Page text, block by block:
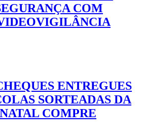
COM
ENTREGUES
SORTEADAS DA
COMPRE